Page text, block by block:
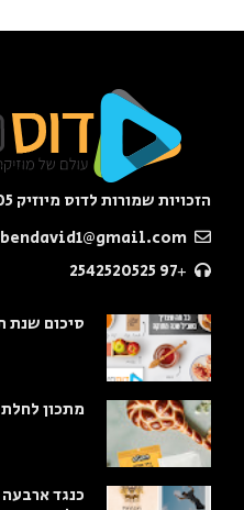
הזכויות שמורות לדוס מיוזיק 2005
+97 2542520525
סיכום שנת
מתכון
כנגד